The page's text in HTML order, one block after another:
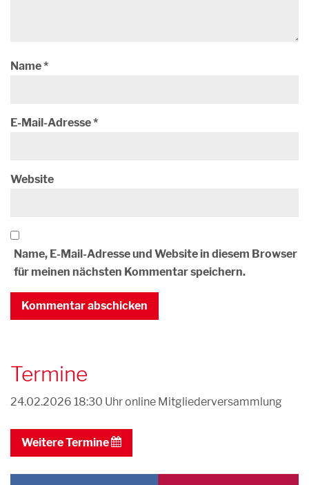
Name*
E-Mail-Adresse*
Website
Name, E-Mail-Adresse und Website in diesem Browser
für meinen nächsten Kommentar speichern.
Termine
24.02.2026 18:30 Uhronline Mitgliederversammlung
Weitere Termine